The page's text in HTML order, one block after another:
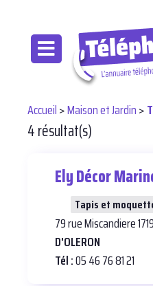
Accueil>Maison et Jardin>
4 résultat(s)
Ely Décor
Tapis et
79 rue Miscandiere
D'OLERON
Tél :05 46 76 81 21